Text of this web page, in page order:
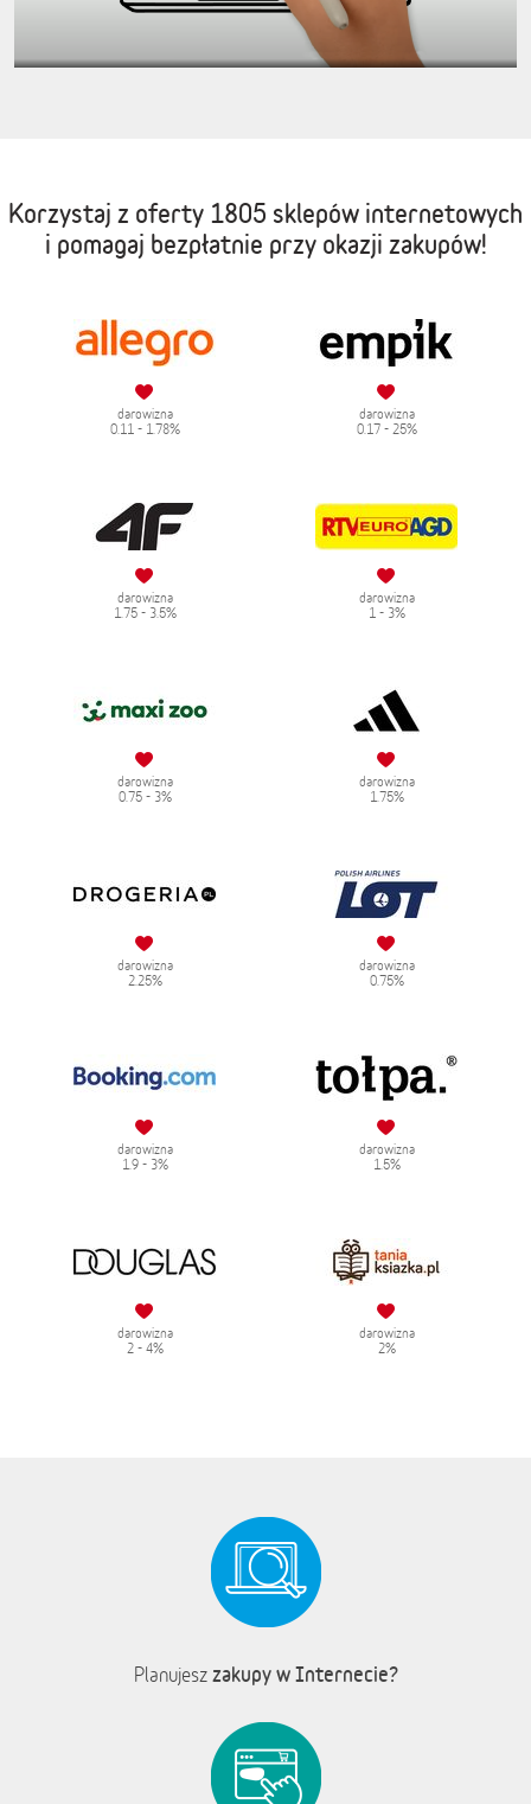
Korzystaj z oferty 1805 sklepów internetowych
i pomagaj bezpłatnie przy okazji zakupów!
darowizna
0.11 - 1.78%
darowizna
0.17 - 25%
darowizna
1.75 - 3.5%
darowizna
1 - 3%
darowizna
0.75 - 3%
darowizna
1.75%
darowizna
2.25%
darowizna
0.75%
darowizna
1.9 - 3%
darowizna
1.5%
darowizna
2 - 4%
darowizna
2%
Planujesz zakupy w Internecie?